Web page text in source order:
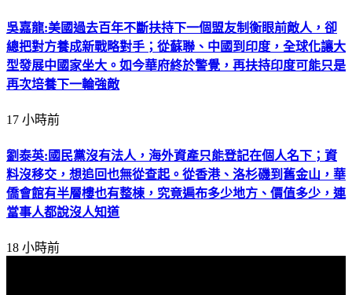
吳嘉龍:美國過去百年不斷扶持下一個盟友制衡眼前敵人，卻
總把對方養成新戰略對手；從蘇聯、中國到印度，全球化讓大
型發展中國家坐大。如今華府終於警覺，再扶持印度可能只是
再次培養下一輪強敵
17 小時前
劉泰英:國民黨沒有法人，海外資產只能登記在個人名下；資
料沒移交，想追回也無從查起。從香港、洛杉磯到舊金山，華
僑會館有半層樓也有整棟，究竟遍布多少地方、價值多少，連
當事人都說沒人知道
18 小時前